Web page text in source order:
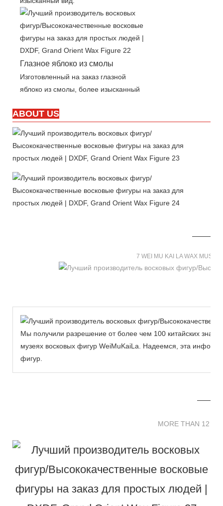
Глазное яблоко из смолы
Изготовленный на заказ глазной
яблоко из смолы, более изысканный
ABOUT US
7 WEI MU KAI LA WAX
Мы получили разрешение от более чем 100 китайских
музеях восковых фигур WeiMuKaiLa. Надеемся, эта
фигур.
MORE THAN 12